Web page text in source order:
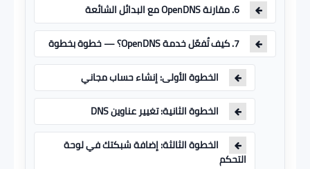
6. مقارنة OpenDNS مع البدائل الشائعة
7. كيف تُفعّل خدمة OpenDNS؟ — خطوة بخطوة
الخطوة الأولى: إنشاء حساب مجاني
الخطوة الثانية: تغيير عناوين DNS
الخطوة الثالثة: إضافة شبكتك في لوحة
التحكم